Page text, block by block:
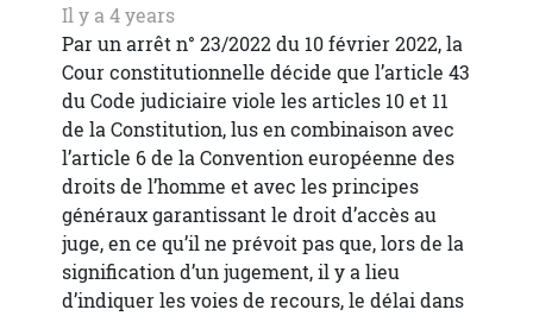
Il y a 4 years
Par un arrêt n° 23/2022 du 10 février 2022, la
Cour constitutionnelle décide que l’article 43
du Code judiciaire viole les articles 10 et 11
de la Constitution, lus en combinaison avec
l’article 6 de la Convention européenne des
droits de l’homme et avec les principes
généraux garantissant le droit d’accès au
juge, en ce qu’il ne prévoit pas que, lors de la
signification d’un jugement, il y a lieu
d’indiquer les voies de recours, le délai dans